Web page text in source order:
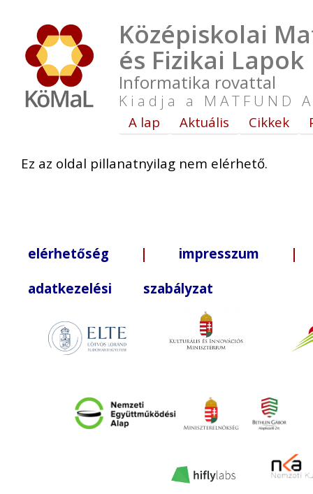
Középiskolai
és Fizikai Lapok
Informatika rovattal
Kiadja a MATFUND
A lap Aktuális Cikkek
Ez az oldal pillanatnyilag nem elérhető.
elérhetőség | impresszum |
adatkezelési szabályzat